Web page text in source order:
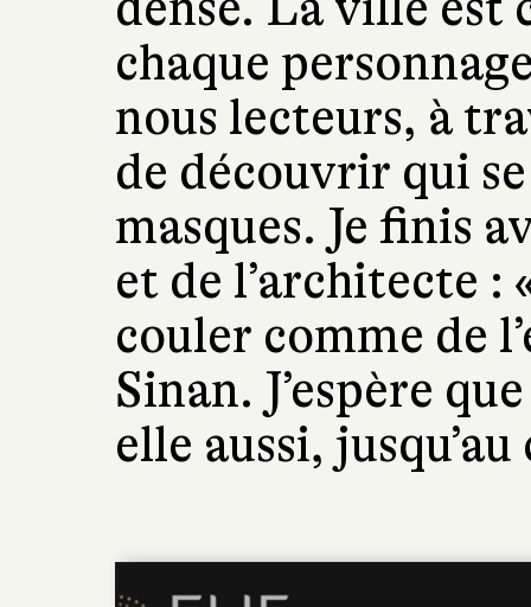
chaque
nous lecteurs, à
de découvrir qui
masques. Je finis
et de l’architecte :
couler comme de
Sinan. J’espère
elle aussi,